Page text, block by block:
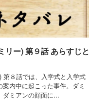
リー) 第９話 あらすじと
第８話では、入学式と入学式
内中に起こった事件。ダミ
ダミアンの顔面に...